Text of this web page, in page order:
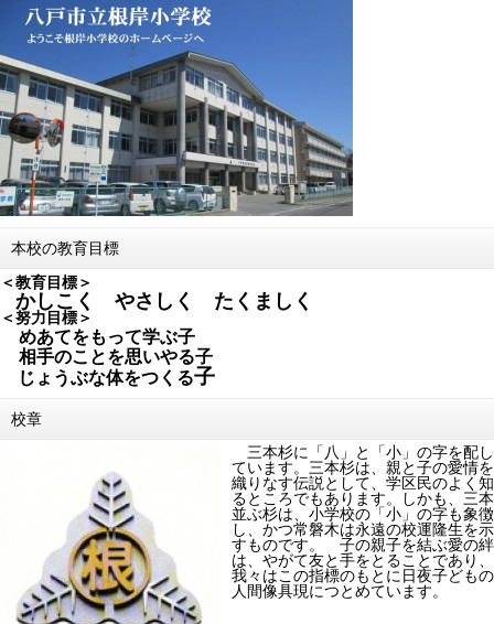
本校の教育目標
＜教育目標＞
かしこく やさしく たくましく
＜努力目標＞
めあてをもって学ぶ子
相手のことを思いやる子
じょうぶな体をつくる子
校章
三本杉に「八」と「小」の字を配し
ています。三本杉は、親と子の愛情を
織りなす伝説として、学区民のよく知
るところでもあります。しかも、三本
並ぶ杉は、小学校の「小」の字も象徴
し、かつ常磐木は永遠の校運隆生を示
すものです。 子の親子を結ぶ愛の絆
は、やがて友と手をとることであり、
我々はこの指標のもとに日夜子どもの
人間像具現につとめています。